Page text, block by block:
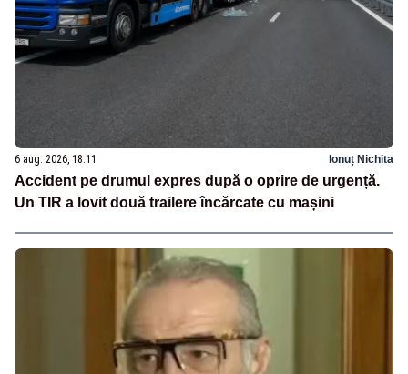
6 aug. 2026, 18:11 Ionuț Nichita
Accident pe drumul expres după o oprire de urgență.
Un TIR a lovit două trailere încărcate cu mașini